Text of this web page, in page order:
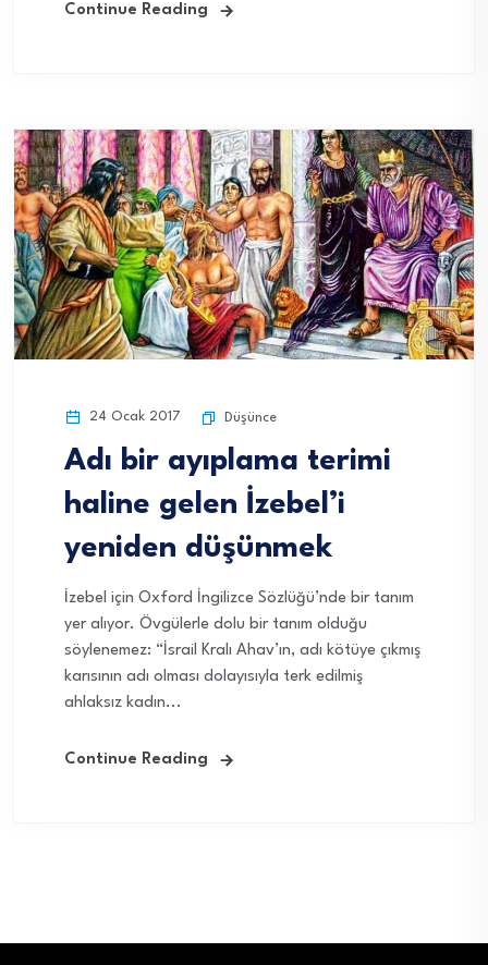
Continue Reading
24 Ocak 2017 Düşünce
Adı bir ayıplama terimi
haline gelen İzebel’i
yeniden düşünmek
İzebel için Oxford İngilizce Sözlüğü’nde bir tanım
yer alıyor. Övgülerle dolu bir tanım olduğu
söylenemez: “İsrail Kralı Ahav’ın, adı kötüye çıkmış
karısının adı olması dolayısıyla terk edilmiş
ahlaksız kadın...
Continue Reading